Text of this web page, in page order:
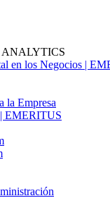
en los Negocios |
la Empresa
| EMERITUS